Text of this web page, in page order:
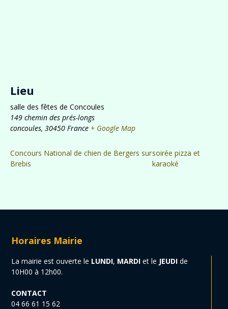
Lieu
salle des fêtes de Concoules
149 chemin des prés-longs
concoules, 30450 France + Google Map
Concours National de chien de Bergers sur
Brebis
soirée pizza et
karaoké
Horaires Mairie
La mairie est ouverte le LUNDI, MARDI et le JEUDI de
10H00 à 12h00.
CONTACT
04 66 61 15 62